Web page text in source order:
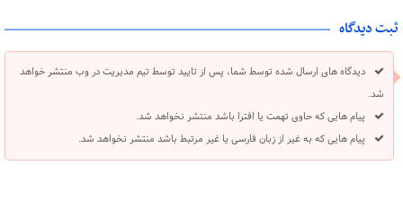
ثبت دیدگاه
دیدگاه های ارسال شده توسط شما، پس از تایید توسط تیم مدیریت در وب منتشر خواهد
شد.
پیام هایی که حاوی تهمت یا افترا باشد منتشر نخواهد شد.
پیام هایی که به غیر از زبان فارسی یا غیر مرتبط باشد منتشر نخواهد شد.